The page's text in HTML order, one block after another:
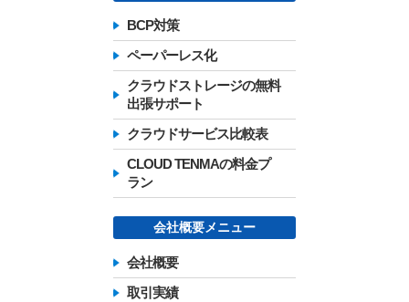
BCP対策
ペーパーレス化
クラウドストレージの無料
出張サポート
クラウドサービス比較表
CLOUD TENMAの料金プ
ラン
会社概要メニュー
会社概要
取引実績